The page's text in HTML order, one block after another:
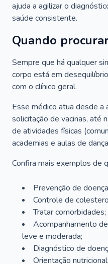
ajuda a agilizar o
saúde consistente.
Quando
Sempre que há qualquer
corpo está em
com o clínico geral.
Esse médico atua desde
solicitação de vacinas, até
de atividades físicas
academias e aulas de
Confira mais exemplos de
Prevenção de
Controle de
Tratar comorbidades;
Acompanhamento
leve e moderada;
Diagnóstico de
Orientação nutricional;